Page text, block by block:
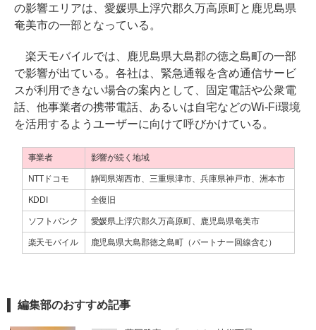
の影響エリアは、愛媛県上浮穴郡久万高原町と鹿児島県
奄美市の一部となっている。
楽天モバイルでは、鹿児島県大島郡の徳之島町の一部
で影響が出ている。各社は、緊急通報を含め通信サービ
スが利用できない場合の案内として、固定電話や公衆電
話、他事業者の携帯電話、あるいは自宅などのWi-Fi環境
を活用するようユーザーに向けて呼びかけている。
事業者 影響が続く地域
NTTドコモ 静岡県湖西市、三重県津市、兵庫県神戸市、洲本市
KDDI 全復旧
ソフトバンク 愛媛県上浮穴郡久万高原町、鹿児島県奄美市
楽天モバイル 鹿児島県大島郡徳之島町（パートナー回線含む）
編集部のおすすめ記事